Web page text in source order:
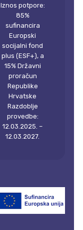
Iznos potpore:
85%
sufinancira
Europski
socijalni fond
plus (ESF+), a
15% Državni
proračun
Republike
Hrvatske
Razdoblje
provedbe:
12.03.2025. –
12.03.2027.